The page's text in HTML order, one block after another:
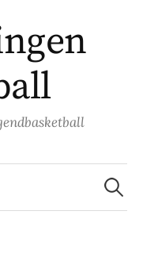
Suchen
nach: